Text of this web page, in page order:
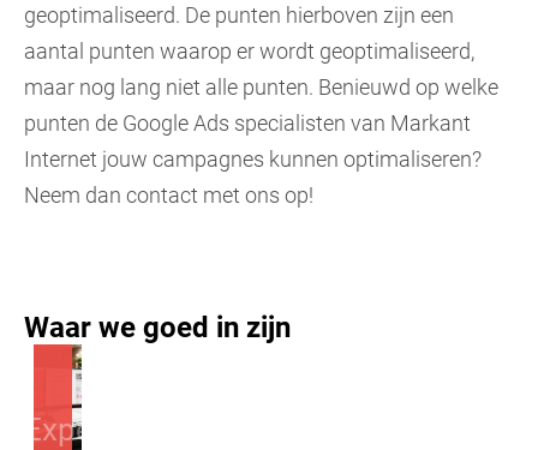
geoptimaliseerd. De punten hierboven zijn een
aantal punten waarop er wordt geoptimaliseerd,
maar nog lang niet alle punten. Benieuwd op welke
punten de Google Ads specialisten van Markant
Internet jouw campagnes kunnen optimaliseren?
Neem dan contact met ons op!
Waar we goed in zijn
Expertises